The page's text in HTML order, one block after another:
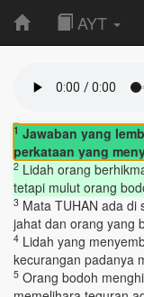
AYT
1 Jawaban yang
perkataan yang
2 Lidah orang
tetapi mulut orang
3 Mata TUHAN ada di
jahat dan orang yang
4 Lidah yang
kecurangan padanya
5 Orang bodoh